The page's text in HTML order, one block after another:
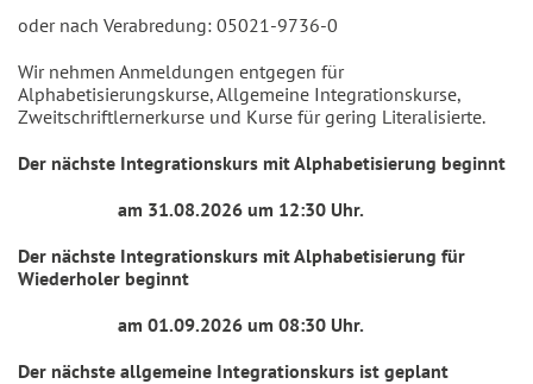
oder nach Verabredung: 05021-9736-0
Wir nehmen Anmeldungen entgegen für
Alphabetisierungskurse, Allgemeine Integrationskurse,
Zweitschriftlernerkurse und Kurse für gering Literalisierte.
Der nächste Integrationskurs mit Alphabetisierung beginnt
am 31.08.2026 um 12:30 Uhr.
Der nächste Integrationskurs mit Alphabetisierung für
Wiederholer beginnt
am 01.09.2026 um 08:30 Uhr.
Der nächste allgemeine Integrationskurs ist geplant